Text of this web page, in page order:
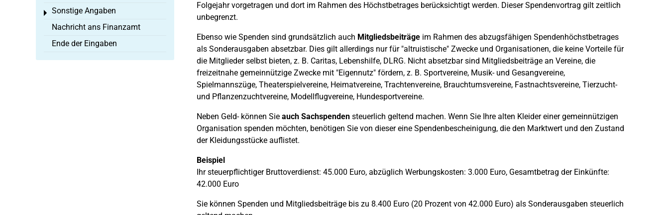
Folgejahr vorgetragen und dort im Rahmen des Höchstbetrages berücksichtigt werden. Dieser Spendenvortrag gilt zeitlich
unbegrenzt.
Ebenso wie Spenden sind grundsätzlich auch Mitgliedsbeiträgeim Rahmen des abzugsfähigen Spendenhöchstbetrages
als Sonderausgaben absetzbar. Dies gilt allerdings nur für "altruistische" Zwecke und Organisationen, die keine Vorteile für
die Mitglieder selbst bieten, z. B. Caritas, Lebenshilfe, DLRG. Nicht absetzbar sind Mitgliedsbeiträge an Vereine, die
freizeitnahe gemeinnützige Zwecke mit "Eigennutz" fördern, z. B. Sportvereine, Musik- und Gesangvereine,
Spielmannszüge, Theaterspielvereine, Heimatvereine, Trachtenvereine, Brauchtumsvereine, Fastnachtsvereine, Tierzucht-
und Pflanzenzuchtvereine, Modellflugvereine, Hundesportvereine.
Neben Geld- können Sie auch Sachspendensteuerlich geltend machen. Wenn Sie Ihre alten Kleider einer gemeinnützigen
Organisation spenden möchten, benötigen Sie von dieser eine Spendenbescheinigung, die den Marktwert und den Zustand
der Kleidungsstücke auflistet.
Beispiel
Ihr steuerpflichtiger Bruttoverdienst: 45.000 Euro, abzüglich Werbungskosten: 3.000 Euro, Gesamtbetrag der Einkünfte:
42.000 Euro
Sie können Spenden und Mitgliedsbeiträge bis zu 8.400 Euro (20 Prozent von 42.000 Euro) als Sonderausgaben steuerlich
Sonstige Angaben
Toggle menu
Nachricht ans Finanzamt
Ende der Eingaben